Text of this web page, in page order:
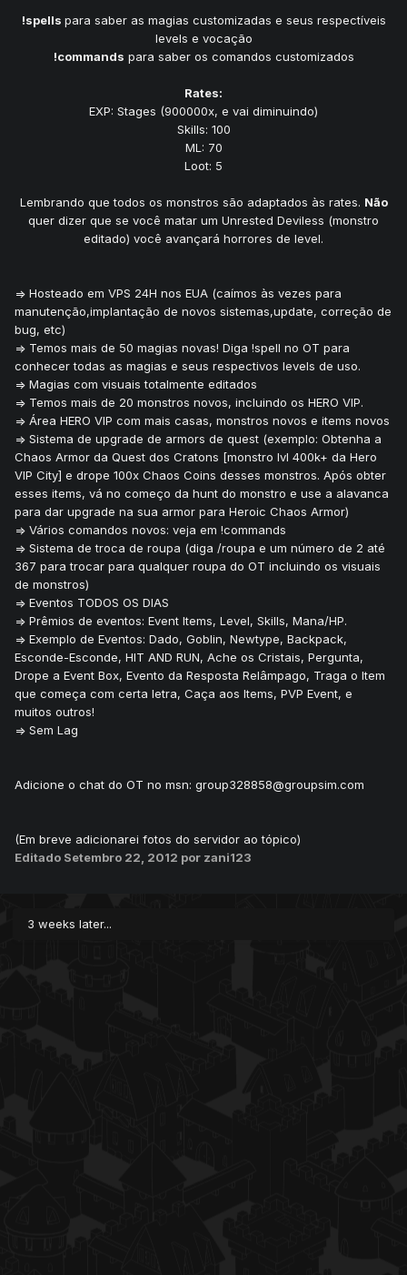
!spells para saber as magias customizadas e seus respectíveis
levels e vocação
!commands para saber os comandos customizados
Rates:
EXP: Stages (900000x, e vai diminuindo)
Skills: 100
ML: 70
Loot: 5
Lembrando que todos os monstros são adaptados às rates. Não
quer dizer que se você matar um Unrested Deviless (monstro
editado) você avançará horrores de level.
=> Hosteado em VPS 24H nos EUA (caímos às vezes para
manutenção,implantação de novos sistemas,update, correção de
bug, etc)
=> Temos mais de 50 magias novas! Diga !spell no OT para
conhecer todas as magias e seus respectivos levels de uso.
=> Magias com visuais totalmente editados
=> Temos mais de 20 monstros novos, incluindo os HERO VIP.
=> Área HERO VIP com mais casas, monstros novos e items novos
=> Sistema de upgrade de armors de quest (exemplo: Obtenha a
Chaos Armor da Quest dos Cratons [monstro lvl 400k+ da Hero
VIP City] e drope 100x Chaos Coins desses monstros. Após obter
esses items, vá no começo da hunt do monstro e use a alavanca
para dar upgrade na sua armor para Heroic Chaos Armor)
=> Vários comandos novos: veja em !commands
=> Sistema de troca de roupa (diga /roupa e um número de 2 até
367 para trocar para qualquer roupa do OT incluindo os visuais
de monstros)
=> Eventos TODOS OS DIAS
=> Prêmios de eventos: Event Items, Level, Skills, Mana/HP.
=> Exemplo de Eventos: Dado, Goblin, Newtype, Backpack,
Esconde-Esconde, HIT AND RUN, Ache os Cristais, Pergunta,
Drope a Event Box, Evento da Resposta Relâmpago, Traga o Item
que começa com certa letra, Caça aos Items, PVP Event, e
muitos outros!
=> Sem Lag
Adicione o chat do OT no msn: group328858@groupsim.com
(Em breve adicionarei fotos do servidor ao tópico)
Editado Setembro 22, 2012 por zani123
3 weeks later...